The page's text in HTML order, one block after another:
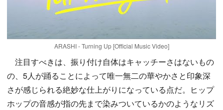
ARASHI - Turning Up [Official Music Video]
注目すべきは、振り付け自体はキャッチーさはないもの
の、5人が踊ることによって唯一無二の華やかさと印象深
さが感じられる絶妙な仕上がりになっている点だ。ヒップ
ホップの音感が指の先まで染みついているかのようなリズ